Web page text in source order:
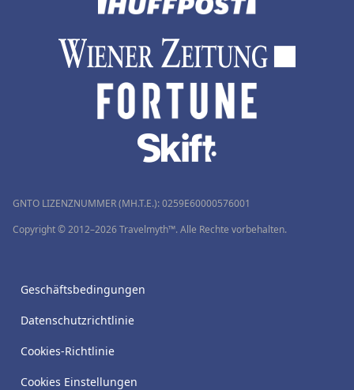
GNTO LIZENZNUMMER (MH.T.E.): 0259Ε60000576001
Copyright © 2012–2026 Travelmyth™. Alle Rechte vorbehalten.
Geschäftsbedingungen
Datenschutzrichtlinie
Cookies-Richtlinie
Cookies Einstellungen